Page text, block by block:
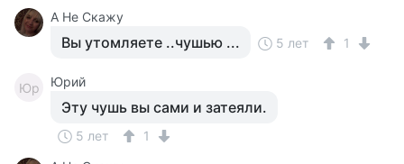
А Не Скажу
Вы утомляете ..чушью ... 5 лет 1
Юр Юрий
Эту чушь вы сами и затеяли.
5 лет
1